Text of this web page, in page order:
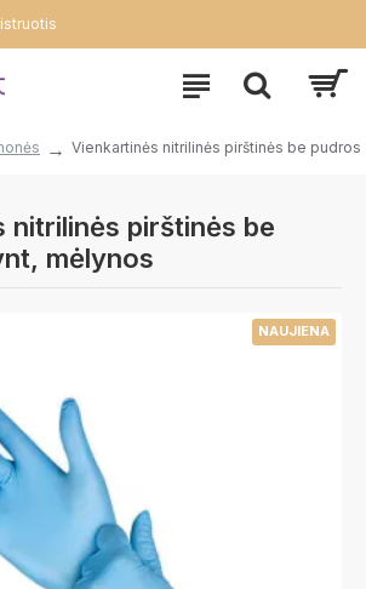
Vienkartinės nitrilinės pirštinės be pudros
nitrilinės pirštinės be
mėlynos
NAUJIENA